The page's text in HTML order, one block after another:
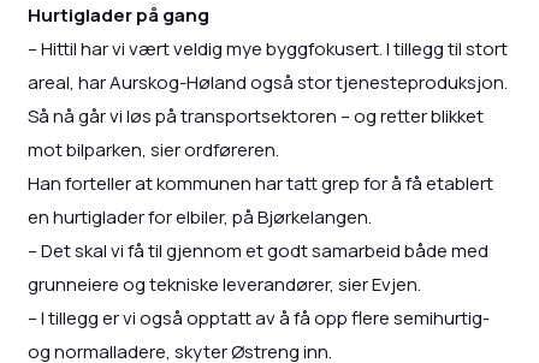
Hurtiglader på gang
– Hittil har vi vært veldig mye byggfokusert. I tillegg til stort
areal, har Aurskog-Høland også stor tjenesteproduksjon.
Så nå går vi løs på transportsektoren – og retter blikket
mot bilparken, sier ordføreren.
Han forteller at kommunen har tatt grep for å få etablert
en hurtiglader for elbiler, på Bjørkelangen.
– Det skal vi få til gjennom et godt samarbeid både med
grunneiere og tekniske leverandører, sier Evjen.
– I tillegg er vi også opptatt av å få opp flere semihurtig-
og normalladere, skyter Østreng inn.